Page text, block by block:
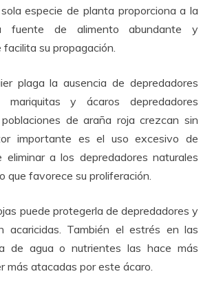
especie de planta proporciona a la
fuente de alimento abundante y
su propagación.
plaga la ausencia de depredadores
mariquitas y ácaros depredadores
de araña roja crezcan sin
importante es el uso excesivo de
eliminar a los depredadores naturales
que favorece su proliferación.
puede protegerla de depredadores y
acaricidas. También el estrés en las
de agua o nutrientes las hace más
más atacadas por este ácaro.